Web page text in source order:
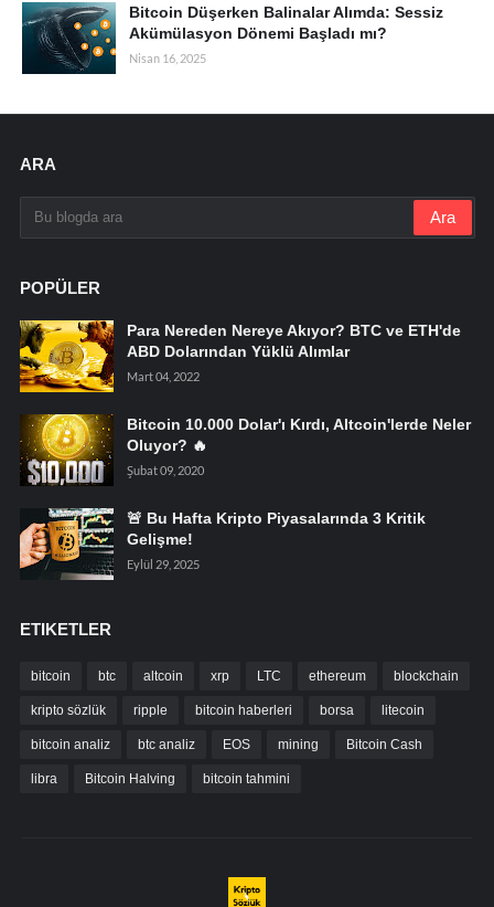
Bitcoin Düşerken Balinalar Alımda: Sessiz
Akümülasyon Dönemi Başladı mı?
Nisan 16, 2025
ARA
POPÜLER
Para Nereden Nereye Akıyor? BTC ve ETH'de
ABD Dolarından Yüklü Alımlar
Mart 04, 2022
Bitcoin 10.000 Dolar'ı Kırdı, Altcoin'lerde Neler
Oluyor? 🔥
Şubat 09, 2020
🚨 Bu Hafta Kripto Piyasalarında 3 Kritik
Gelişme!
Eylül 29, 2025
ETIKETLER
bitcoin btc altcoin xrp LTC ethereum blockchain
kripto sözlük ripple bitcoin haberleri borsa litecoin
bitcoin analiz btc analiz EOS mining Bitcoin Cash
libra Bitcoin Halving bitcoin tahmini